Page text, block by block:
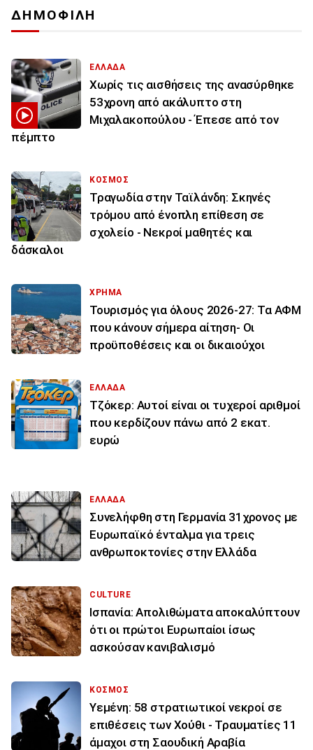
ΔΗΜΟΦΙΛΗ
ΕΛΛΑΔΑ
Χωρίς τις αισθήσεις της ανασύρθηκε
53χρονη από ακάλυπτο στη
Μιχαλακοπούλου - Έπεσε από τον
πέμπτο
ΚΟΣΜΟΣ
Τραγωδία στην Ταϊλάνδη: Σκηνές
τρόμου από ένοπλη επίθεση σε
σχολείο - Νεκροί μαθητές και
δάσκαλοι
ΧΡΗΜΑ
Τουρισμός για όλους 2026-27: Τα ΑΦΜ
που κάνουν σήμερα αίτηση- Οι
προϋποθέσεις και οι δικαιούχοι
ΕΛΛΑΔΑ
Τζόκερ: Αυτοί είναι οι τυχεροί αριθμοί
που κερδίζουν πάνω από 2 εκατ.
ευρώ
ΕΛΛΑΔΑ
Συνελήφθη στη Γερμανία 31χρονος με
Ευρωπαϊκό ένταλμα για τρεις
ανθρωποκτονίες στην Ελλάδα
CULTURE
Ισπανία: Απολιθώματα αποκαλύπτουν
ότι οι πρώτοι Ευρωπαίοι ίσως
ασκούσαν κανιβαλισμό
ΚΟΣΜΟΣ
Υεμένη: 58 στρατιωτικοί νεκροί σε
επιθέσεις των Χούθι - Τραυματίες 11
άμαχοι στη Σαουδική Αραβία